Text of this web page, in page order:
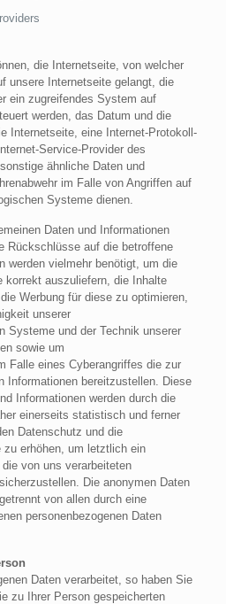
die Internetseite, von welcher
unsere Internetseite gelangt, die
ein zugreifendes System auf
werden, das Datum und die
Internetseite, eine Internet-Protokoll-
Service-Provider des
ähnliche Daten und
im Falle von Angriffen auf
Systeme dienen.
Daten und Informationen
Rückschlüsse auf die betroffene
werden vielmehr benötigt, um die
korrekt auszuliefern, die Inhalte
Werbung für diese zu optimieren,
unserer
Systeme und der Technik unserer
sowie um
Falle eines Cyberangriffes die zur
Informationen bereitzustellen. Diese
Informationen werden durch die
einerseits statistisch und ferner
Datenschutz und die
zu erhöhen, um letztlich ein
von uns verarbeiteten
Die anonymen Daten
von allen durch eine
personenbezogenen Daten
Daten verarbeitet, so haben Sie
zu Ihrer Person gespeicherten